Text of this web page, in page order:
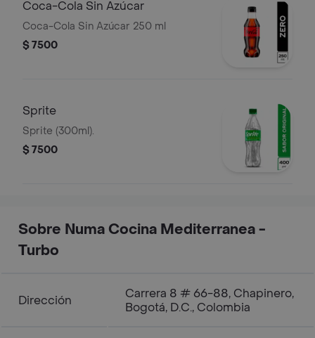
Coca-Cola Sin Azúcar
Coca-Cola Sin Azúcar 250 ml
$ 7500
Sprite
Sprite (300ml).
$ 7500
Sobre Numa Cocina Mediterranea -
Turbo
Dirección
Carrera 8 # 66-88, Chapinero,
Bogotá, D.C., Colombia